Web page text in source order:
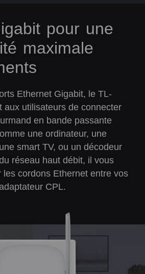
pour une
maximale
Ethernet Gigabit, le TL-
aux utilisateurs de connecter
en bande passante
une ordinateur, une
smart TV, ou un décodeur
réseau haut débit, il vous
les cordons Ethernet entre vos
CPL.